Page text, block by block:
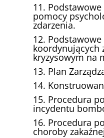
11.
pomocy
zdarzenia.
12.
koordynujących
kryzysowym na
13. Plan
14.
15. Procedura
incydentu
16. Procedura
choroby